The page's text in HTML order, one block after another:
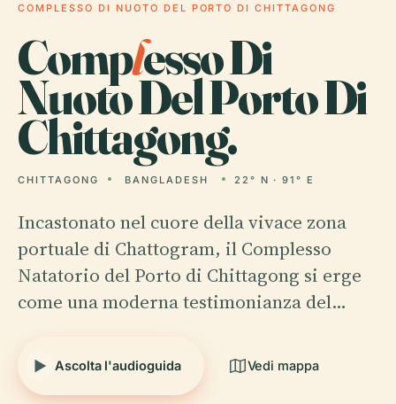
COMPLESSO DI NUOTO DEL PORTO DI CHITTAGONG
Complesso Di
Nuoto Del Porto Di
Chittagong.
CHITTAGONG BANGLADESH 22° N · 91° E
Incastonato nel cuore della vivace zona
portuale di Chattogram, il Complesso
Natatorio del Porto di Chittagong si erge
come una moderna testimonianza del…
Ascolta l'audioguida Vedi mappa